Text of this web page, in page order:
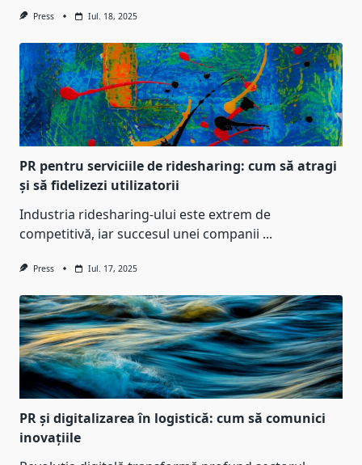
Press Iul. 18, 2025
PR pentru serviciile de ridesharing: cum să atragi
și să fidelizezi utilizatorii
Industria ridesharing-ului este extrem de
competitivă, iar succesul unei companii ...
Press Iul. 17, 2025
PR și digitalizarea în logistică: cum să comunici
inovațiile